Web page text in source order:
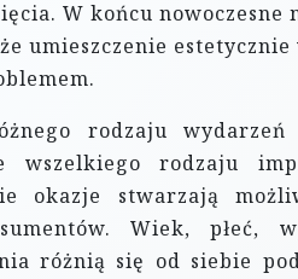
W końcu nowoczesne
umieszczenie
rodzaju
wszelkiego rodzaju
okazje stwarzają
Wiek, płeć,
różnią się od siebie